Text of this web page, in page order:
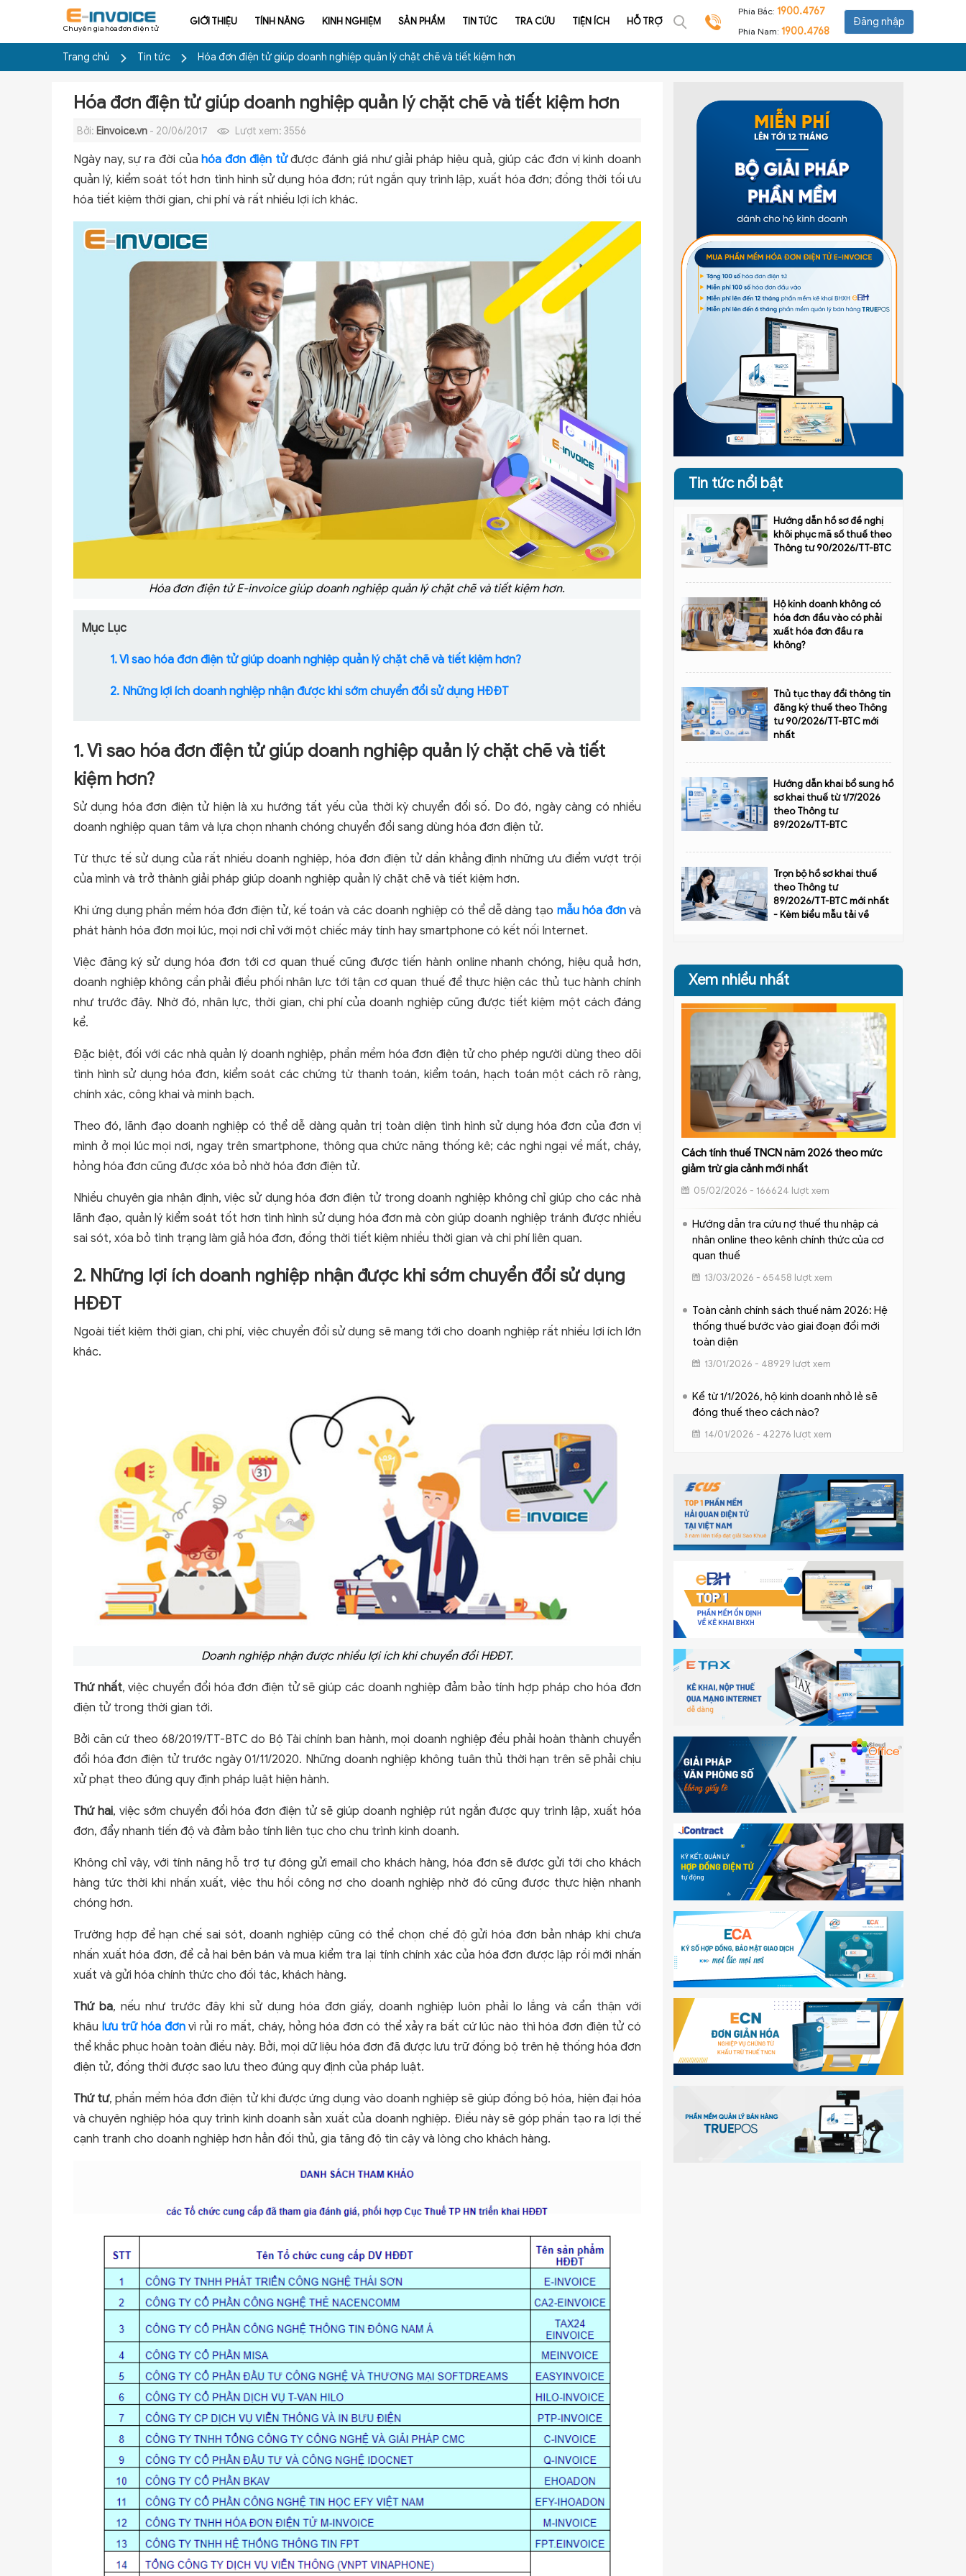
Chuyên gia hóa đơn điện tử
GIỚI THIỆU TÍNH NĂNG KINH NGHIỆM SẢN PHẨM TIN TỨC TRA CỨU TIỆN ÍCH HỖ TRỢ
Phía Bắc: 1900.4767
Phía Nam: 1900.4768
Đăng nhập
Trang chủ Tin tức Hóa đơn điện tử giúp doanh nghiệp quản lý chặt chẽ và tiết kiệm hơn
Hóa đơn điện tử giúp doanh nghiệp quản lý chặt chẽ và tiết kiệm hơn
Bởi: Einvoice.vn - 20/06/2017 Lượt xem: 3556
Ngày nay, sự ra đời củahóa đơn điện tửđược đánh giá như giải pháp hiệu quả, giúp các đơn vị kinh doanh
quản lý, kiểm soát tốt hơn tình hình sử dụng hóa đơn; rút ngắn quy trình lập, xuất hóa đơn; đồng thời tối ưu
hóa tiết kiệm thời gian, chi phí và rất nhiều lợi ích khác.
Hóa đơn điện tử E-invoice giúp doanh nghiệp quản lý chặt chẽ và tiết kiệm hơn.
Mục Lục
1. Vì sao hóa đơn điện tử giúp doanh nghiệp quản lý chặt chẽ và tiết kiệm hơn?
2. Những lợi ích doanh nghiệp nhận được khi sớm chuyển đổi sử dụng HĐĐT
1. Vì sao hóa đơn điện tử giúp doanh nghiệp quản lý chặt chẽ và tiết
kiệm hơn?
Sử dụng hóa đơn điện tử hiện là xu hướng tất yếu của thời kỳ chuyển đổi số. Do đó, ngày càng có nhiều
doanh nghiệp quan tâm và lựa chọn nhanh chóng chuyển đổi sang dùng hóa đơn điện tử.
Từ thực tế sử dụng của rất nhiều doanh nghiệp, hóa đơn điện tử dần khẳng định những ưu điểm vượt trội
của mình và trở thành giải pháp giúp doanh nghiệp quản lý chặt chẽ và tiết kiệm hơn.
Khi ứng dụng phần mềm hóa đơn điện tử, kế toán và các doanh nghiệp có thể dễ dàng tạo mẫu hóa đơnvà
phát hành hóa đơn mọi lúc, mọi nơi chỉ với một chiếc máy tính hay smartphone có kết nối Internet.
Việc đăng ký sử dụng hóa đơn tới cơ quan thuế cũng được tiến hành online nhanh chóng, hiệu quả hơn,
doanh nghiệp không cần phải điều phối nhân lực tới tận cơ quan thuế để thực hiện các thủ tục hành chính
như trước đây. Nhờ đó, nhân lực, thời gian, chi phí của doanh nghiệp cũng được tiết kiệm một cách đáng
kể.
Đặc biệt, đối với các nhà quản lý doanh nghiệp, phần mềm hóa đơn điện tử cho phép người dùng theo dõi
tình hình sử dụng hóa đơn, kiểm soát các chứng từ thanh toán, kiểm toán, hạch toán một cách rõ ràng,
chính xác, công khai và minh bạch.
Theo đó, lãnh đạo doanh nghiệp có thể dễ dàng quản trị toàn diện tình hình sử dụng hóa đơn của đơn vị
mình ở mọi lúc mọi nơi, ngay trên smartphone, thông qua chức năng thống kê; các nghi ngại về mất, cháy,
hỏng hóa đơn cũng được xóa bỏ nhờ hóa đơn điện tử.
Nhiều chuyên gia nhận định, việc sử dụng hóa đơn điện tử trong doanh nghiệp không chỉ giúp cho các nhà
lãnh đạo, quản lý kiểm soát tốt hơn tình hình sử dụng hóa đơn mà còn giúp doanh nghiệp tránh được nhiều
sai sót, xóa bỏ tình trạng làm giả hóa đơn, đồng thời tiết kiệm nhiều thời gian và chi phí liên quan.
2. Những lợi ích doanh nghiệp nhận được khi sớm chuyển đổi sử dụng
HĐĐT
Ngoài tiết kiệm thời gian, chi phí, việc chuyển đổi sử dụng sẽ mang tới cho doanh nghiệp rất nhiều lợi ích lớn
khác.
Doanh nghiệp nhận được nhiều lợi ích khi chuyển đổi HĐĐT.
Thứ nhất, việc chuyển đổi hóa đơn điện tử sẽ giúp các doanh nghiệp đảm bảo tính hợp pháp cho hóa đơn
điện tử trong thời gian tới.
Bởi căn cứ theo 68/2019/TT-BTC do Bộ Tài chính ban hành, mọi doanh nghiệp đều phải hoàn thành chuyển
đổi hóa đơn điện tử trước ngày 01/11/2020. Những doanh nghiệp không tuân thủ thời hạn trên sẽ phải chịu
xử phạt theo đúng quy định pháp luật hiện hành.
Thứ hai, việc sớm chuyển đổi hóa đơn điện tử sẽ giúp doanh nghiệp rút ngắn được quy trình lập, xuất hóa
đơn, đẩy nhanh tiến độ và đảm bảo tính liên tục cho chu trình kinh doanh.
Không chỉ vậy, với tính năng hỗ trợ tự động gửi email cho khách hàng, hóa đơn sẽ được gửi tới cho khách
hàng tức thời khi nhấn xuất, việc thu hồi công nợ cho doanh nghiệp nhờ đó cũng được thực hiện nhanh
chóng hơn.
Trường hợp để hạn chế sai sót, doanh nghiệp cũng có thể chọn chế độ gửi hóa đơn bản nháp khi chưa
nhấn xuất hóa đơn, để cả hai bên bán và mua kiểm tra lại tính chính xác của hóa đơn được lập rồi mới nhấn
xuất và gửi hóa chính thức cho đối tác, khách hàng.
Thứ ba, nếu như trước đây khi sử dụng hóa đơn giấy, doanh nghiệp luôn phải lo lắng và cẩn thận với
khâu lưu trữ hóa đơnvì rủi ro mất, cháy, hỏng hóa đơn có thể xảy ra bất cứ lúc nào thì hóa đơn điện tử có
thể khắc phục hoàn toàn điều này. Bởi, mọi dữ liệu hóa đơn đã được lưu trữ đồng bộ trên hệ thống hóa đơn
điện tử, đồng thời được sao lưu theo đúng quy định của pháp luật.
Thứ tư, phần mềm hóa đơn điện tử khi được ứng dụng vào doanh nghiệp sẽ giúp đồng bộ hóa, hiện đại hóa
và chuyên nghiệp hóa quy trình kinh doanh sản xuất của doanh nghiệp. Điều này sẽ góp phần tạo ra lợi thế
cạnh tranh cho doanh nghiệp hơn hẳn đối thủ, gia tăng độ tin cậy và lòng cho khách hàng.
Tin tức nổi bật
Hướng dẫn hồ sơ đề nghị
khôi phục mã số thuế theo
Thông tư 90/2026/TT-BTC
Hộ kinh doanh không có
hóa đơn đầu vào có phải
xuất hóa đơn đầu ra
không?
Thủ tục thay đổi thông tin
đăng ký thuế theo Thông
tư 90/2026/TT-BTC mới
nhất
Hướng dẫn khai bổ sung hồ
sơ khai thuế từ 1/7/2026
theo Thông tư
89/2026/TT-BTC
Trọn bộ hồ sơ khai thuế
theo Thông tư
89/2026/TT-BTC mới nhất
- Kèm biểu mẫu tải về
Xem nhiều nhất
Cách tính thuế TNCN năm 2026 theo mức
giảm trừ gia cảnh mới nhất
05/02/2026 - 166624 lượt xem
Hướng dẫn tra cứu nợ thuế thu nhập cá
nhân online theo kênh chính thức của cơ
quan thuế
13/03/2026 - 65458 lượt xem
Toàn cảnh chính sách thuế năm 2026: Hệ
thống thuế bước vào giai đoạn đổi mới
toàn diện
13/01/2026 - 48929 lượt xem
Kể từ 1/1/2026, hộ kinh doanh nhỏ lẻ sẽ
đóng thuế theo cách nào?
14/01/2026 - 42276 lượt xem